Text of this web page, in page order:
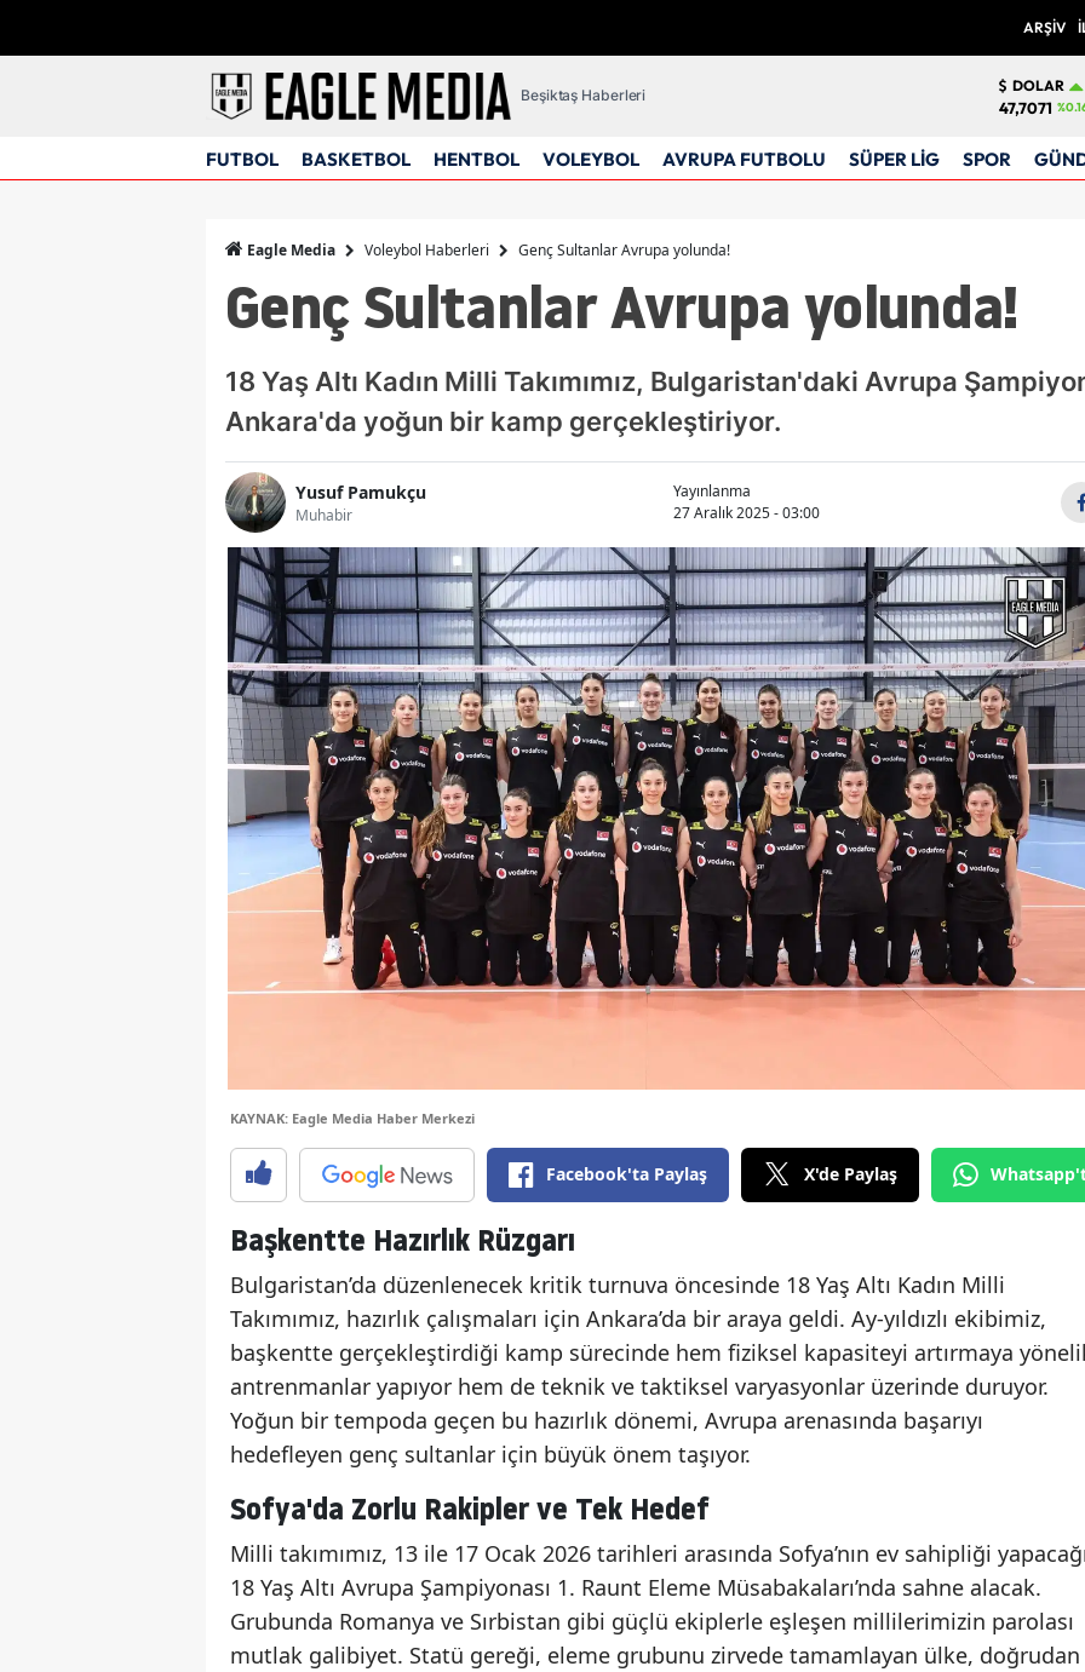
ARŞİV
Beşiktaş Haberleri
DOLAR
47,7071
FUTBOL BASKETBOL HENTBOL VOLEYBOL AVRUPA FUTBOLU SÜPER LİG SPOR
Eagle Media Voleybol Haberleri Genç Sultanlar Avrupa yolunda!
Genç Sultanlar Avrupa yolunda!
18 Yaş Altı Kadın Milli Takımımız, Bulgaristan'daki Avrupa
Ankara'da yoğun bir kamp gerçekleştiriyor.
Yusuf Pamukçu
Muhabir
Yayınlanma
27 Aralık 2025 - 03:00
KAYNAK: Eagle Media Haber Merkezi
Facebook'ta Paylaş X'de Paylaş
Başkentte Hazırlık Rüzgarı
Bulgaristan’da düzenlenecek kritik turnuva öncesinde 18 Yaş Altı Kadın Milli
Takımımız, hazırlık çalışmaları için Ankara’da bir araya geldi. Ay-yıldızlı ekibimiz,
başkentte gerçekleştirdiği kamp sürecinde hem fiziksel kapasiteyi artırmaya
antrenmanlar yapıyor hem de teknik ve taktiksel varyasyonlar üzerinde duruyor.
Yoğun bir tempoda geçen bu hazırlık dönemi, Avrupa arenasında başarıyı
hedefleyen genç sultanlar için büyük önem taşıyor.
Sofya'da Zorlu Rakipler ve Tek Hedef
Milli takımımız, 13 ile 17 Ocak 2026 tarihleri arasında Sofya’nın ev sahipliği
18 Yaş Altı Avrupa Şampiyonası 1. Raunt Eleme Müsabakaları’nda sahne alacak.
Grubunda Romanya ve Sırbistan gibi güçlü ekiplerle eşleşen millilerimizin parolası
mutlak galibiyet. Statü gereği, eleme grubunu zirvede tamamlayan ülke, doğrudan